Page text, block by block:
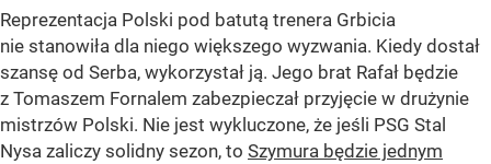
Reprezentacja Polski pod batutą trenera Grbicia
nie stanowiła dla niego większego wyzwania. Kiedy dostał
szansę od Serba, wykorzystał ją. Jego brat Rafał będzie
z Tomaszem Fornalem zabezpieczał przyjęcie w drużynie
mistrzów Polski. Nie jest wykluczone, że jeśli PSG Stal
Nysa zaliczy solidny sezon, to Szymura będzie jednym